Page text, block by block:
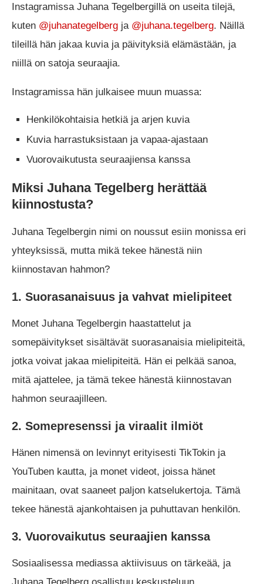
Instagramissa Juhana Tegelbergillä on useita tilejä,
kuten @juhanategelberg ja @juhana.tegelberg. Näillä
tileillä hän jakaa kuvia ja päivityksiä elämästään, ja
niillä on satoja seuraajia.
Instagramissa hän julkaisee muun muassa:
Henkilökohtaisia hetkiä ja arjen kuvia
Kuvia harrastuksistaan ja vapaa-ajastaan
Vuorovaikutusta seuraajiensa kanssa
Miksi Juhana Tegelberg herättää
kiinnostusta?
Juhana Tegelbergin nimi on noussut esiin monissa eri
yhteyksissä, mutta mikä tekee hänestä niin
kiinnostavan hahmon?
1. Suorasanaisuus ja vahvat mielipiteet
Monet Juhana Tegelbergin haastattelut ja
somepäivitykset sisältävät suorasanaisia mielipiteitä,
jotka voivat jakaa mielipiteitä. Hän ei pelkää sanoa,
mitä ajattelee, ja tämä tekee hänestä kiinnostavan
hahmon seuraajilleen.
2. Somepresenssi ja viraalit ilmiöt
Hänen nimensä on levinnyt erityisesti TikTokin ja
YouTuben kautta, ja monet videot, joissa hänet
mainitaan, ovat saaneet paljon katselukertoja. Tämä
tekee hänestä ajankohtaisen ja puhuttavan henkilön.
3. Vuorovaikutus seuraajien kanssa
Sosiaalisessa mediassa aktiivisuus on tärkeää, ja